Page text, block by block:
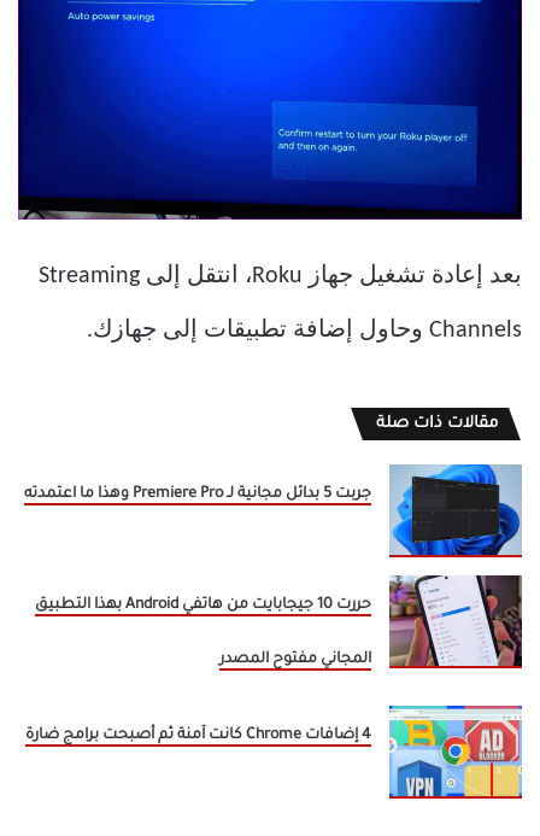
بعد إعادة تشغيل جهاز Roku، انتقل إلى Streaming
Channels وحاول إضافة تطبيقات إلى جهازك.
مقالات ذات صلة
جربت 5 بدائل مجانية لـ Premiere Pro وهذا ما اعتمدته
حررت 10 جيجابايت من هاتفي Android بهذا التطبيق
المجاني مفتوح المصدر
4 إضافات Chrome كانت آمنة ثم أصبحت برامج ضارة